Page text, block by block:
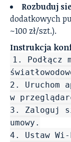
Rozbuduj
dodatkowych
~100 zł/szt.).
Instrukcja
1. Podłącz
2. Uruchom
w
3. Zaloguj
umowy.
4. Ustaw